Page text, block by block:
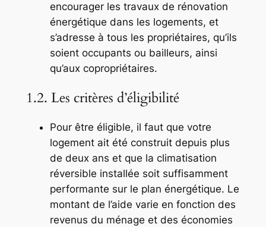
encourager les travaux de rénovation
énergétique dans les logements, et
s’adresse à tous les propriétaires, qu’ils
soient occupants ou bailleurs, ainsi
qu’aux copropriétaires.
1.2. Les critères d’éligibilité
Pour être éligible, il faut que votre
logement ait été construit depuis plus
de deux ans et que la climatisation
réversible installée soit suffisamment
performante sur le plan énergétique. Le
montant de l’aide varie en fonction des
revenus du ménage et des économies